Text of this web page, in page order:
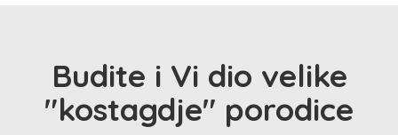
Budite i Vi dio velike
"kostagdje" porodice